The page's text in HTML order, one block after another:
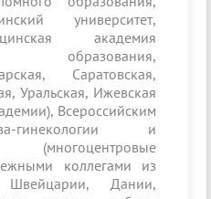
университет,
академия
образования,
Саратовская,
Уральская, Ижевская
Всероссийским
гинекологии и
коллегами из
Дании,